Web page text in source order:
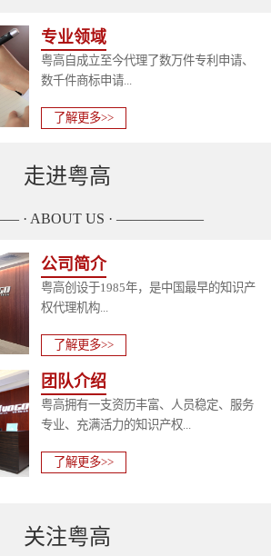
专业领域
粤高自成立至今代理了数万件专利申请、
数千件商标申请...
了解更多>>
走进粤高
ABOUT US · ——————
公司简介
粤高创设于1985年，是中国最早的知识产
权代理机构...
了解更多>>
团队介绍
粤高拥有一支资历丰富、人员稳定、服务
专业、充满活力的知识产权...
了解更多>>
关注粤高